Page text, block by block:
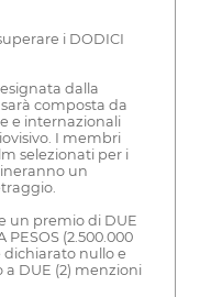
i DODICI
dalla
composta da
e internazionali
I membri
selezionati per i
un
un premio di DUE
PESOS (2.500.000
dichiarato nullo e
a DUE (2) menzioni